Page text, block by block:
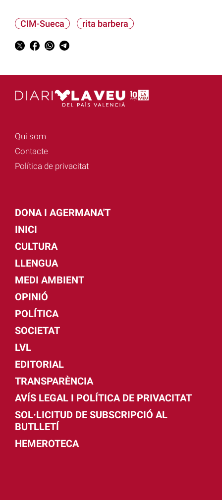
CIM-Sueca rita barbera
Qui som
Contacte
Política de privacitat
DONA I AGERMANA'T
INICI
CULTURA
LLENGUA
MEDI AMBIENT
OPINIÓ
POLÍTICA
SOCIETAT
LVL
EDITORIAL
TRANSPARÈNCIA
AVÍS LEGAL I POLÍTICA DE PRIVACITAT
SOL·LICITUD DE SUBSCRIPCIÓ AL
BUTLLETÍ
HEMEROTECA